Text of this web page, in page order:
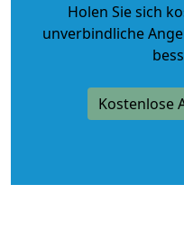
Holen Sie sich
unverbindliche
Kostenlose